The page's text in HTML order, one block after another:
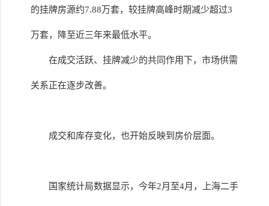
的挂牌房源约7.88万套，较挂牌高峰时期减少超过3
万套，降至近三年来最低水平。
在成交活跃、挂牌减少的共同作用下，市场供需
关系正在逐步改善。
成交和库存变化，也开始反映到房价层面。
国家统计局数据显示，今年2月至4月，上海二手